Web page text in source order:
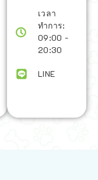
เวลา
ทำการ:
09:00 -
20:30
LINE